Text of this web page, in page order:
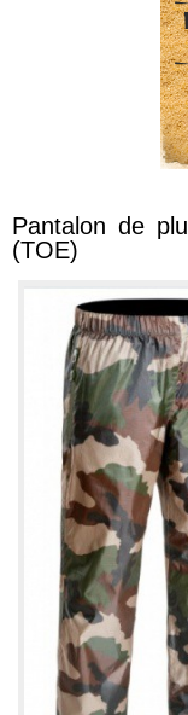
Pantalon de
(TOE)